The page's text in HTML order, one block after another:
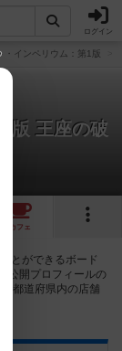
ログイン
・インペリウム：第1版
版 王座の破
カフェ
とができるボード
公開プロフィールの
都道府県内の店舗